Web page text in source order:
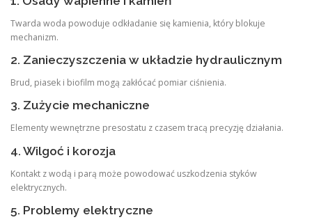
Twarda woda powoduje odkładanie się kamienia, który blokuje
mechanizm.
2. Zanieczyszczenia w układzie hydraulicznym
Brud, piasek i biofilm mogą zakłócać pomiar ciśnienia.
3. Zużycie mechaniczne
Elementy wewnętrzne presostatu z czasem tracą precyzję działania.
4. Wilgoć i korozja
Kontakt z wodą i parą może powodować uszkodzenia styków
elektrycznych.
5. Problemy elektryczne